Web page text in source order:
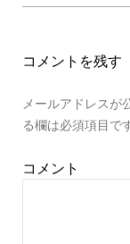
コメントを残す
メールアドレスが
る欄は必須項目で
コメント